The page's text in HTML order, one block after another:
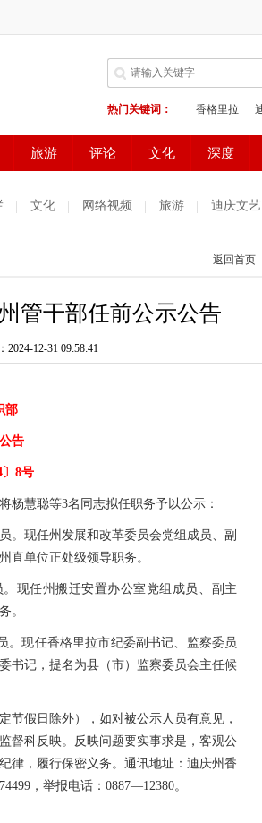
文化 网络视频 旅游 迪庆文艺
返回首页
管干部任前公示公告
2024-12-31 09:58:41
部
告
8号
杨慧聪等3名同志拟任职务予以公示：
。现任州发展和改革委员会党组成员、副
直单位正处级领导职务。
现任州搬迁安置办公室党组成员、副主
。
。现任香格里拉市纪委副书记、监察委员
书记，提名为县（市）监察委员会主任候
节假日除外），如对被公示人员有意见，
督科反映。反映问题要实事求是，客观公
律，履行保密义务。通讯地址：迪庆州香
，举报电话：0887—12380。